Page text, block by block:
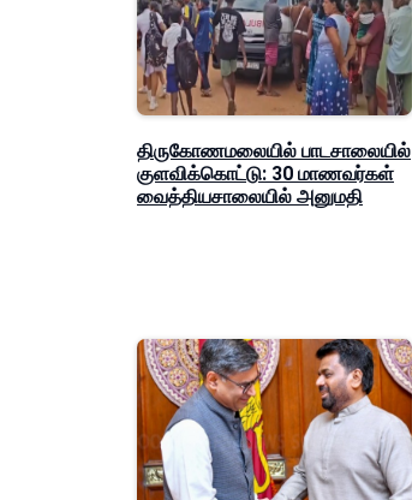
திருகோணமலையில் பாடசாலையில்
குளவிக்கொட்டு: 30 மாணவர்கள்
வைத்தியசாலையில் அனுமதி